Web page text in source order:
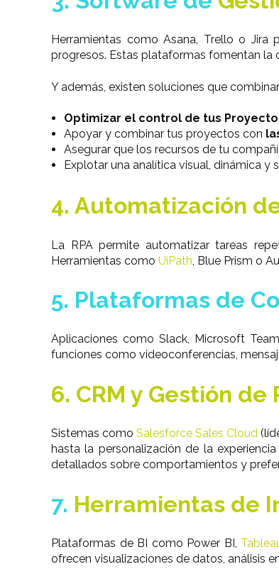
Herramientas como Asana, Trello o Jira
progresos. Estas plataformas fomentan la
Y además, existen soluciones que
Optimizar el control de tus
Apoyar y combinar tus proyectos con
Asegurar que los recursos de tu
Explotar una analítica visual, dinámica y
4. Automatización
La RPA permite automatizar tareas
Herramientas como UiPath , Blue Prism o
5. Plataformas de
Aplicaciones como Slack, Microsoft
funciones como videoconferencias,
6. CRM y Gestión
Sistemas comoSalesforce Sales Cloud
hasta la personalización de la
detallados sobre comportamientos y
7. Herramientas de
Plataformas de BI como Power BI,
ofrecen visualizaciones de datos, análisis